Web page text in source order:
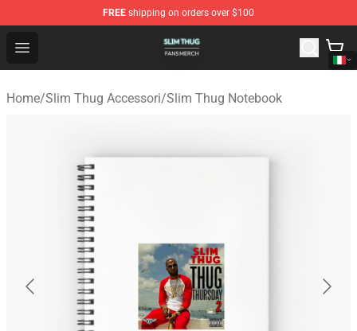
FREE shipping on orders over $100
Open menu
Slim Thug Shop - Official Slim Thug Merchandise Store
Home/Slim Thug Accessori/Slim Thug Notebook